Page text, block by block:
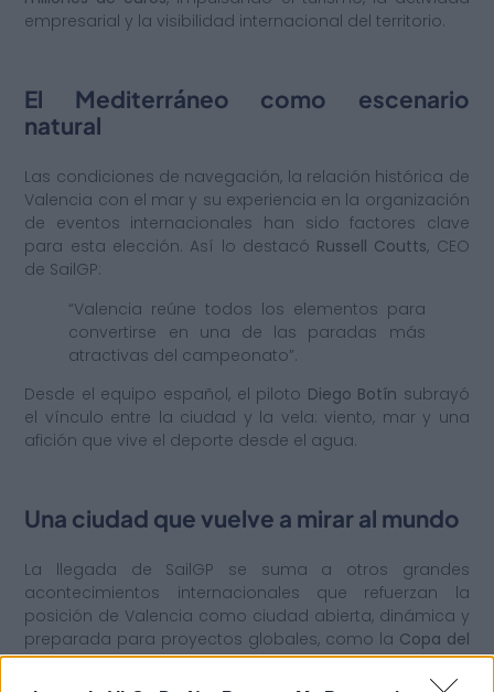
empresarial y la visibilidad internacional del territorio.
El Mediterráneo como escenario
natural
Las condiciones de navegación, la relación histórica de
Valencia con el mar y su experiencia en la organización
de eventos internacionales han sido factores clave
para esta elección. Así lo destacó Russell Coutts, CEO
de SailGP:
“Valencia reúne todos los elementos para
convertirse en una de las paradas más
atractivas del campeonato”.
Desde el equipo español, el piloto Diego Botín subrayó
el vínculo entre la ciudad y la vela: viento, mar y una
afición que vive el deporte desde el agua.
Una ciudad que vuelve a mirar al mundo
La llegada de SailGP se suma a otros grandes
acontecimientos internacionales que refuerzan la
posición de Valencia como ciudad abierta, dinámica y
preparada para proyectos globales, como la Copa del
Rey de baloncesto en el Roig Arena.